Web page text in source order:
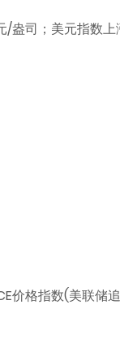
/盎司；美元指数上
价格指数(美联储